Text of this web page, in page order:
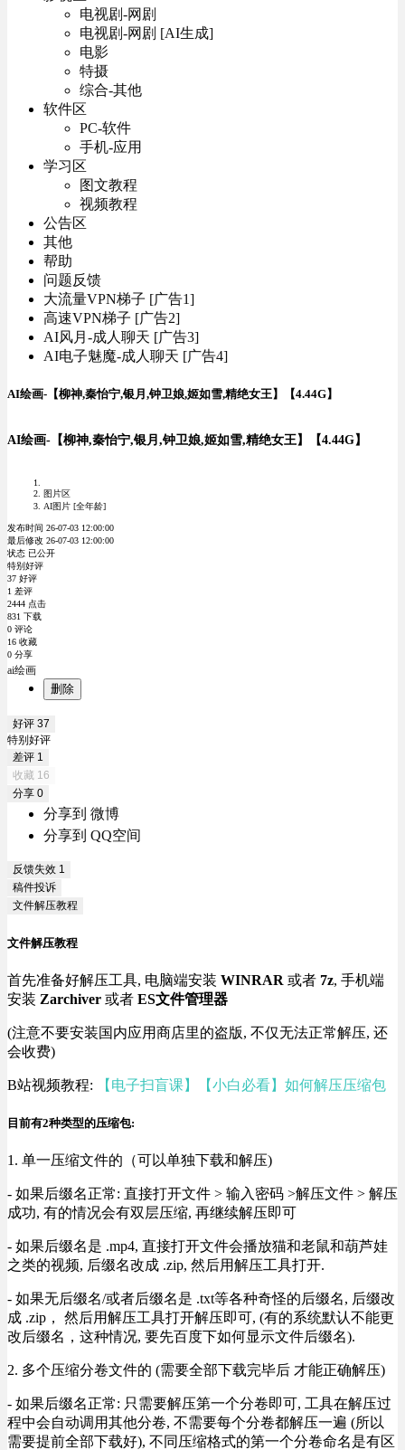
电视剧-网剧
电视剧-网剧 [AI生成]
电影
特摄
综合-其他
软件区
PC-软件
手机-应用
学习区
图文教程
视频教程
公告区
其他
帮助
问题反馈
大流量VPN梯子 [广告1]
高速VPN梯子 [广告2]
AI风月-成人聊天 [广告3]
AI电子魅魔-成人聊天 [广告4]
AI绘画-【柳神,秦怡宁,银月,钟卫娘,姬如雪,精绝女王】【4.44G】
AI绘画-【柳神,秦怡宁,银月,钟卫娘,姬如雪,精绝女王】【4.44G】
图片区
AI图片 [全年龄]
发布时间 26-07-03 12:00:00
最后修改 26-07-03 12:00:00
状态 已公开
特别好评
37 好评
1 差评
2444 点击
831 下载
0 评论
16 收藏
0 分享
ai绘画
删除
好评 37
特别好评
差评 1
收藏 16
分享 0
分享到 微博
分享到 QQ空间
反馈失效 1
稿件投诉
文件解压教程
文件解压教程
首先准备好解压工具, 电脑端安装 WINRAR 或者 7z, 手机端
安装 Zarchiver 或者 ES文件管理器
(注意不要安装国内应用商店里的盗版, 不仅无法正常解压, 还
会收费)
B站视频教程: 【电子扫盲课】【小白必看】如何解压压缩包
目前有2种类型的压缩包:
1. 单一压缩文件的（可以单独下载和解压)
- 如果后缀名正常: 直接打开文件 > 输入密码 >解压文件 > 解压
成功, 有的情况会有双层压缩, 再继续解压即可
- 如果后缀名是 .mp4, 直接打开文件会播放猫和老鼠和葫芦娃
之类的视频, 后缀名改成 .zip, 然后用解压工具打开.
- 如果无后缀名/或者后缀名是 .txt等各种奇怪的后缀名, 后缀改
成 .zip， 然后用解压工具打开解压即可, (有的系统默认不能更
改后缀名，这种情况, 要先百度下如何显示文件后缀名).
2. 多个压缩分卷文件的 (需要全部下载完毕后 才能正确解压)
- 如果后缀名正常: 只需要解压第一个分卷即可, 工具在解压过
程中会自动调用其他分卷, 不需要每个分卷都解压一遍 (所以
需要提前全部下载好), 不同压缩格式的第一个分卷命名是有区